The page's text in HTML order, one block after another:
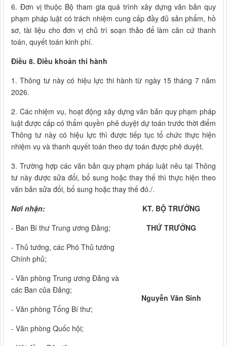
6. Đơn vị thuộc Bộ tham gia quá trình xây dựng văn bản quy
phạm pháp luật có trách nhiệm cung cấp đầy đủ sản phẩm, hồ
sơ, tài liệu cho đơn vị chủ trì soạn thảo để làm căn cứ thanh
toán, quyết toán kinh phí.
Điều 8. Điều khoản thi hành
1. Thông tư này có hiệu lực thi hành từ ngày 15 tháng 7 năm
2026.
2. Các nhiệm vụ, hoạt động xây dựng văn bản quy phạm pháp
luật được cấp có thẩm quyền phê duyệt dự toán trước thời điểm
Thông tư này có hiệu lực thì được tiếp tục tổ chức thực hiện
nhiệm vụ và thanh quyết toán theo dự toán được phê duyệt.
3. Trường hợp các văn bản quy phạm pháp luật nêu tại Thông
tư này được sửa đổi, bổ sung hoặc thay thế thì thực hiện theo
văn bản sửa đổi, bổ sung hoặc thay thế đó./.
Nơi nhận:
- Ban Bí thư Trung ương Đảng;
- Thủ tướng, các Phó Thủ tướng
Chính phủ;
- Văn phòng Trung ương Đảng và
các Ban của Đảng;
- Văn phòng Tổng Bí thư;
- Văn phòng Quốc hội;
KT. BỘ TRƯỞNG
THỨ TRƯỞNG
Nguyễn Văn Sinh